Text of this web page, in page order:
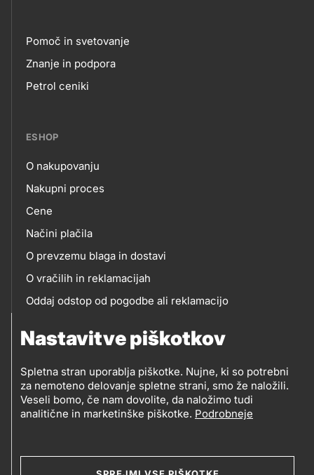
Nastavitve piškotkov
Spletna stran uporablja piškotke. Nujne, ki so potrebni
za nemoteno delovanje spletne strani, smo že naložili.
Veseli bomo, če nam dovolite, da naložimo tudi
analitične in marketinške piškotke. Podrobneje
Footer
links
Pomoč in svetovanje
Znanje in podpora
Petrol ceniki
ESHOP
eshop
O nakupovanju
Nakupni proces
Cene
Načini plačila
O prevzemu blaga in dostavi
O vračilih in reklamacijah
Oddaj odstop od pogodbe ali reklamacijo
(OEEO)
Varstvo zasebnosti in osebnih podatkov